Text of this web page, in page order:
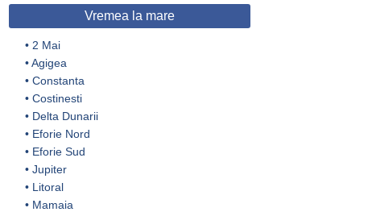
Vremea la mare
• 2 Mai
•Agigea
• Constanta
• Costinesti
• Delta Dunarii
• Eforie Nord
• Eforie Sud
• Jupiter
• Litoral
• Mamaia